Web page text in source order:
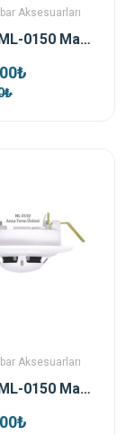
Aksesuarları
Mavili ML-0150 Maxlogic Asma Tavan Ünitesi
Aksesuarları
Mavili ML-0150 Maxlogic Asma Tavan Ünitesi